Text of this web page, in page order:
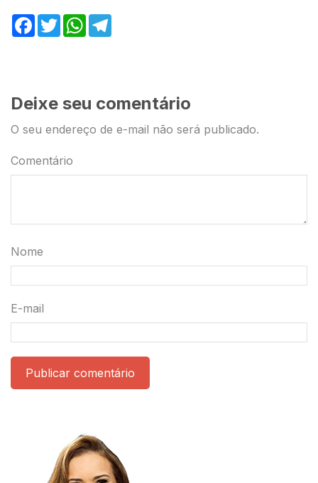
Facebook
Twitter WhatsApp
Deixe seu comentário
O seu endereço de e-mail não será publicado.
Comentário
Nome
E-mail
Publicar comentário